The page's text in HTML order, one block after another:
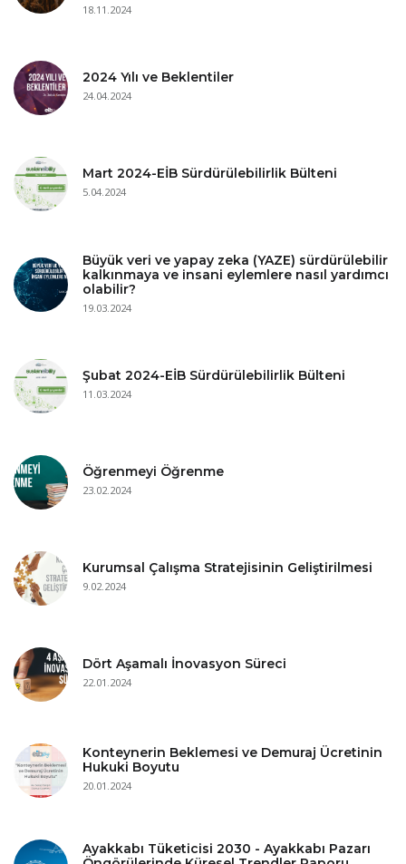
18.11.2024
2024 Yılı ve Beklentiler
24.04.2024
Mart 2024-EİB Sürdürülebilirlik Bülteni
5.04.2024
Büyük veri ve yapay zeka (YAZE) sürdürülebilir
kalkınmaya ve insani eylemlere nasıl yardımcı
olabilir?
19.03.2024
Şubat 2024-EİB Sürdürülebilirlik Bülteni
11.03.2024
Öğrenmeyi Öğrenme
23.02.2024
Kurumsal Çalışma Stratejisinin Geliştirilmesi
9.02.2024
Dört Aşamalı İnovasyon Süreci
22.01.2024
Konteynerin Beklemesi ve Demuraj Ücretinin
Hukuki Boyutu
20.01.2024
Ayakkabı Tüketicisi 2030 - Ayakkabı Pazarı